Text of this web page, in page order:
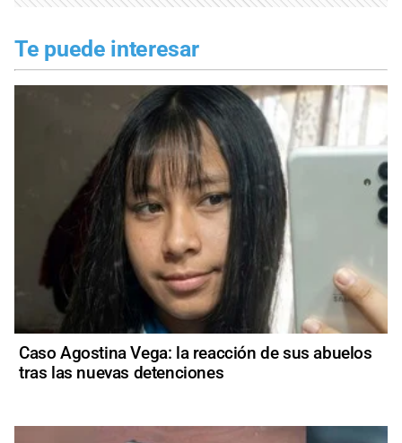
Te puede interesar
Caso Agostina Vega: la reacción de sus abuelos
tras las nuevas detenciones